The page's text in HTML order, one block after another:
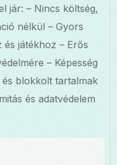
jár: – Nincs költség,
nélkül – Gyors
és játékhoz – Erős
– Képesség
blokkolt tartalmak
és adatvédelem